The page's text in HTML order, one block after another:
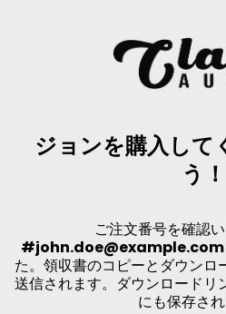
ジョンを購入して
う！
ご注文番号を確認い
#john.doe@example.com
た。領収書のコピーとダウンロ
送信されます。ダウンロードリ
にも保存され